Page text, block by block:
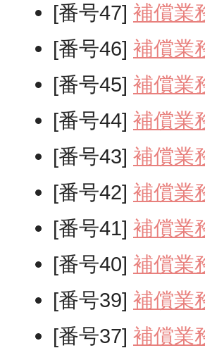
[番号47] 補償業
[番号46] 補償業
[番号45] 補償業
[番号44] 補償業
[番号43] 補償業
[番号42] 補償業
[番号41] 補償業
[番号40] 補償業
[番号39] 補償業
[番号37] 補償業